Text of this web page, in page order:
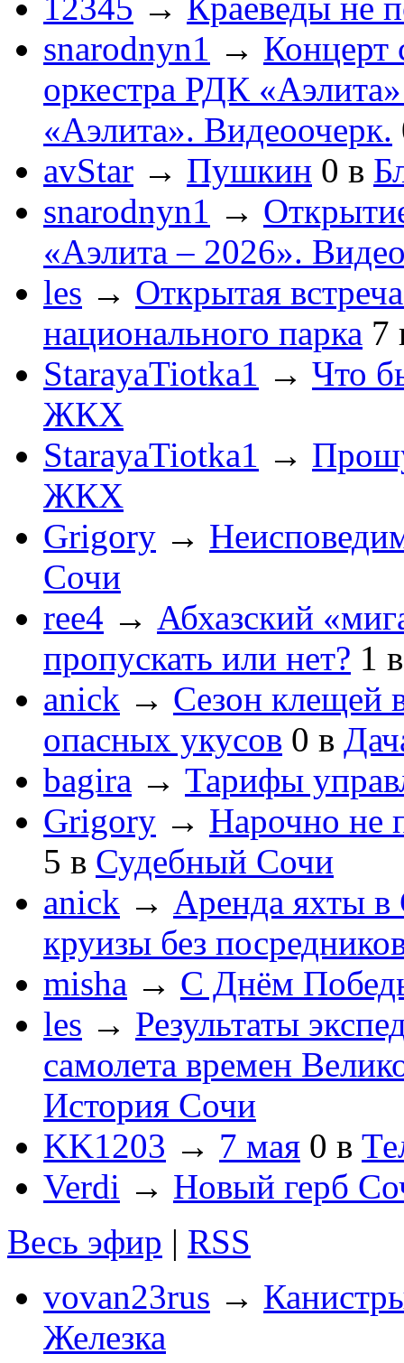
snarodnyn1 → Концерт
оркестра РДК
«Аэлита». Видеоочерк.
avStar → Пушкин 0 в
snarodnyn1 →
«Аэлита – 2026».
les → Открытая
национального парка 7
StarayaTiotka1 → Что
ЖКХ
StarayaTiotka1 →
ЖКХ
Grigory →
Сочи
ree4 → Абхазский
пропускать или нет? 1
anick → Сезон клещей
опасных укусов 0 в
bagira → Тарифы
Grigory → Нарочно не
5 в Судебный Сочи
anick → Аренда яхты в
круизы без
misha → С Днём
les → Результаты
самолета времен
История Сочи
KK1203 → 7 мая 0 в
Verdi → Новый герб
Весь эфир | RSS
vovan23rus →
Железка